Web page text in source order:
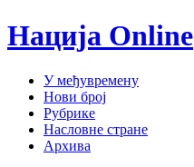
Нација Online
У међувремену
Нови број
Рубрике
Насловне стране
Архива